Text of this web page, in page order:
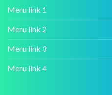
Menu link 1
Menu link 2
Menu link 3
Menu link 4